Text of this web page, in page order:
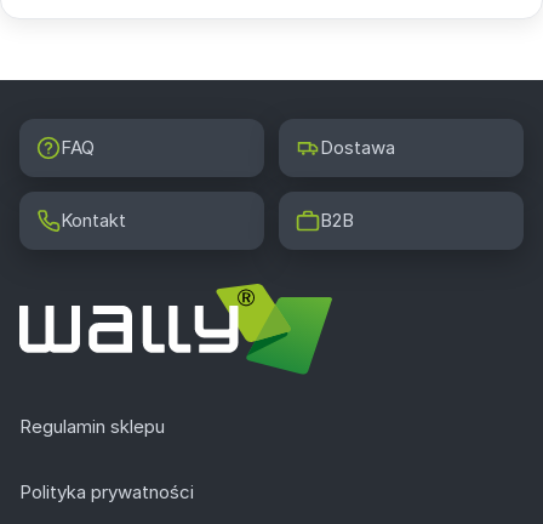
FAQ Dostawa
Kontakt B2B
Regulamin sklepu
Polityka prywatności